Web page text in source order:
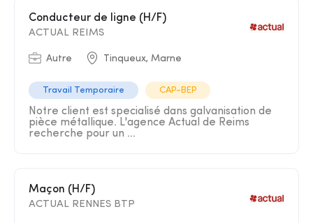
Conducteur de ligne (H/F)
ACTUAL REIMS
Autre Tinqueux, Marne
Travail Temporaire CAP-BEP
Notre client est specialisé dans galvanisation de
pièce métallique. L'agence Actual de Reims
recherche pour un ...
Maçon (H/F)
ACTUAL RENNES BTP